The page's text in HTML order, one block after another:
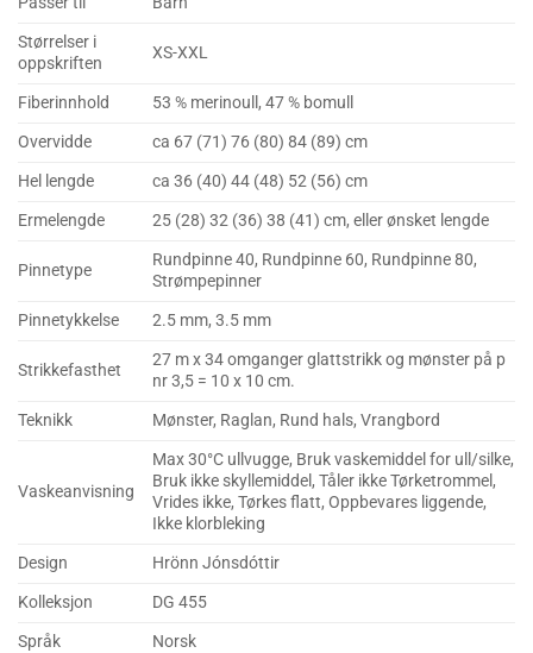
Størrelser i
oppskriften
XS-XXL
Fiberinnhold
53 % merinoull, 47 % bomull
Overvidde
ca 67 (71) 76 (80) 84 (89) cm
Hel lengde
ca 36 (40) 44 (48) 52 (56) cm
Ermelengde
25 (28) 32 (36) 38 (41) cm, eller ønsket lengde
Pinnetype
Rundpinne 40, Rundpinne 60, Rundpinne 80,
Strømpepinner
Pinnetykkelse
2.5 mm, 3.5 mm
Strikkefasthet
27 m x 34 omganger glattstrikk og mønster på p
nr 3,5 = 10 x 10 cm.
Teknikk
Mønster, Raglan, Rund hals, Vrangbord
Vaskeanvisning
Max 30°C ullvugge, Bruk vaskemiddel for ull/silke,
Bruk ikke skyllemiddel, Tåler ikke Tørketrommel,
Vrides ikke, Tørkes flatt, Oppbevares liggende,
Ikke klorbleking
Design
Hrönn Jónsdóttir
Kolleksjon
DG 455
Språk
Norsk